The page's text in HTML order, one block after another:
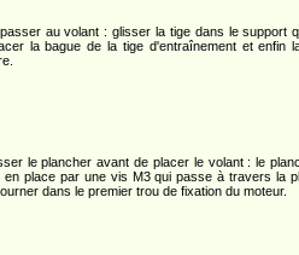
au volant : glisser la tige dans le support
la bague de la tige d'entraînement et enfin
le plancher avant de placer le volant : le
en place par une vis M3 qui passe à travers la
dans le premier trou de fixation du moteur.